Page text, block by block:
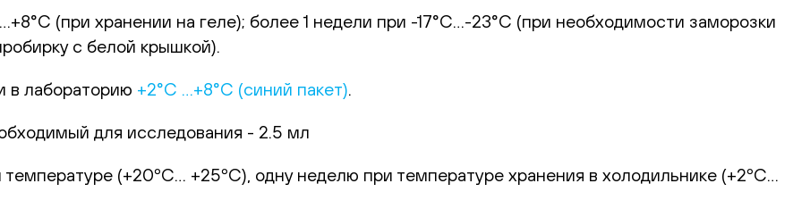
(при хранении на геле); более 1 недели при -17°С…-23°С (при необходимости заморозки
с белой крышкой).
в лабораторию +2°С …+8°С (синий пакет).
для исследования - 2.5 мл
(+20ºС… +25ºС), одну неделю при температуре хранения в холодильнике (+2ºС…